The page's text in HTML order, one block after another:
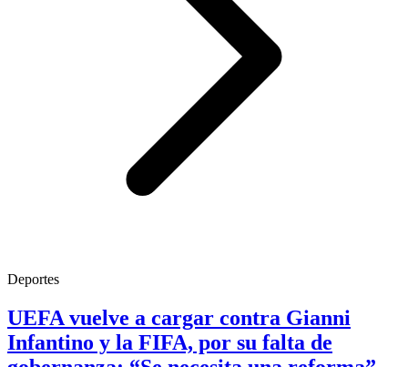
Deportes
UEFA vuelve a cargar contra Gianni
Infantino y la FIFA, por su falta de